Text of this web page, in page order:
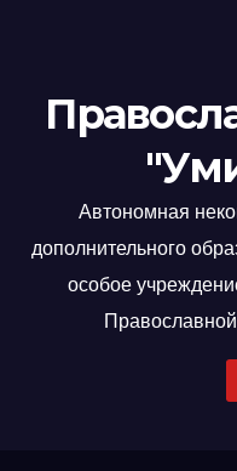
Автономная
дополнительного
особое